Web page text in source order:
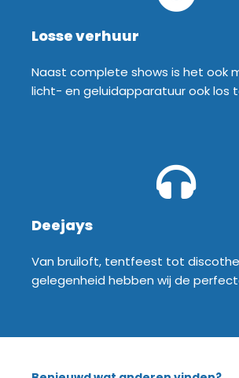
Losse verhuur
Naast complete shows is het ook
licht- en geluidapparatuur ook los
Deejays
Van bruiloft, tentfeest tot
gelegenheid hebben wij de